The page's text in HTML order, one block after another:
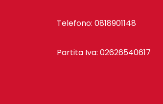
Telefono: 0818901148
Partita Iva: 02626540617